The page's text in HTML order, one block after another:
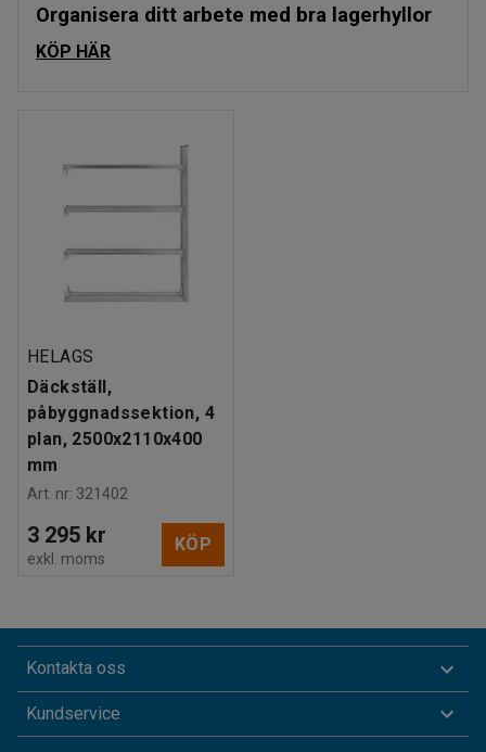
Organisera ditt arbete med bra lagerhyllor
KÖP HÄR
HELAGS
Däckställ,
påbyggnadssektion, 4
plan, 2500x2110x400
mm
Art. nr: 321402
3 295 kr
exkl. moms
KÖP
Kontakta oss
Kundservice